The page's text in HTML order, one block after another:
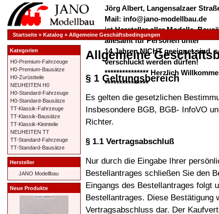
Jörg Albert, Langensalzaer
Mail: info@jano-modellbau.de
ist Hersteller aller Modelle,
allesamt für Personen unter
14 Jahren NICHT geeignet sind,
verschluckt werden dürfen!
*************** Herzlich
***************
Startseite » Katalog » Allgemeine Geschäftsbedingungen
Allgemeine
§ 1 Geltungsbereich
Es gelten die gesetzlichen
Insbesondere BGB, BGB- InfoVO
Richter.
§ 1.1 Vertragsabschluß
Nur durch die Eingabe Ihrer
Bestellantrages schließen Sie den
Eingangs des Bestellantrages folgt
Bestellantrages. Diese Bestätigung
Vertragsabschluss dar. Der
Kategorien
H0-Premium-Fahrzeuge
H0-Premium-Bausätze
H0-Zurüstteile
NEUHEITEN H0
H0-Standard-Fahrzeuge
H0-Standard-Bausätze
TT-Klassik-Fahrzeuge
TT-Klassik-Bausätze
TT-Klassik-Kleinteile
NEUHEITEN TT
TT-Standard-Fahrzeuge
TT-Standard-Bausätze
Hersteller
JANO Modellbau
Neue Produkte